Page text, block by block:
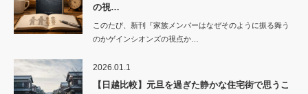
の視…
このたび、新刊『家族メンバーはなぜそのように振る舞う
のかゲインシオンズの視点か…
2026.01.1
【日越比較】元旦を過ぎた静かな住宅街で思うこ